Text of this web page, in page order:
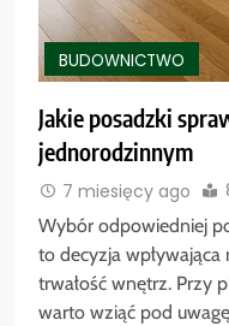
BUDOWNICTWO
Jakie posadzki
jednorodzinnym
7 miesięcy ago
Wybór odpowiedniej
to decyzja
trwałość wnętrz. Przy
warto wziąć pod